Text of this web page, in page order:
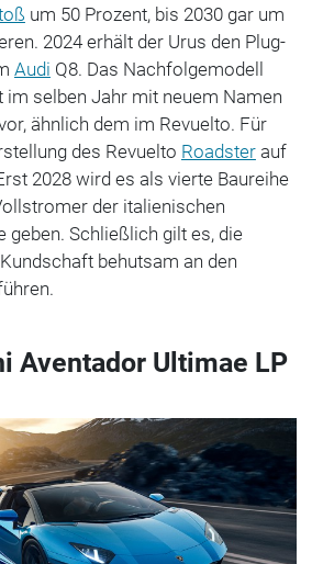
um 50 Prozent, bis 2030 gar um
2024 erhält der Urus den Plug-
Audi Q8. Das Nachfolgemodell
im selben Jahr mit neuem Namen
ähnlich dem im Revuelto. Für
des Revuelto Roadsterauf
2028 wird es als vierte Baureihe
der italienischen
geben. Schließlich gilt es, die
behutsam an den
Aventador Ultimae LP